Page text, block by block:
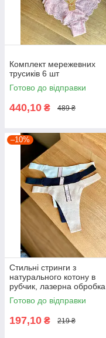
Комплект мережевних
трусиків 6 шт
Готово до відправки
440,10 ₴ 489 ₴
–10%
Стильні стринги з
натурального котону в
рубчик, лазерна обробка
країв набір 3 шт
Готово до відправки
197,10 ₴ 219 ₴